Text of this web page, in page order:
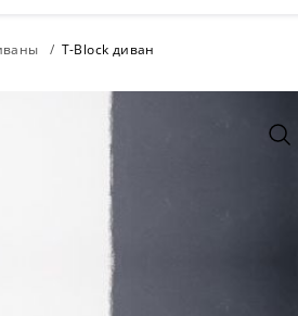
T-Block диван